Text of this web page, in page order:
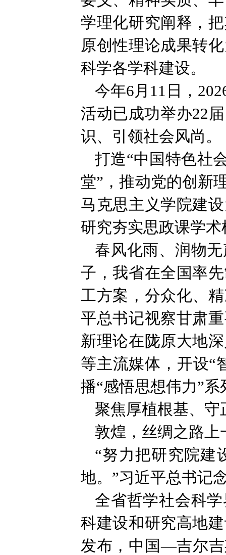
学理化研究阐释，
原创性理论成果转
科学各学科建设。
今年6月11日，
活动已成功举办22
识、引领社会风尚。
打造“中国特色社
堂”，推动党的创新
马克思主义学院建
研究夯实思政课学术
春风化雨、润物
子，我省在全国率
工方案，分众化、
平总书记视察甘肃
新理论在陇原大地
等主流媒体，开设“
播“感悟思想伟力”
聚焦厚植根基、
敦煌，丝绸之路上
“努力把研究院建
地。”习近平总书记
全省哲学社会科
科建设和研究高地
发布，中国—吉尔吉